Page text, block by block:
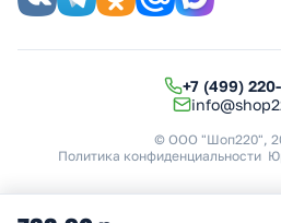
+7 (499)
© ООО "Шоп220",
Политика конфиденциальности